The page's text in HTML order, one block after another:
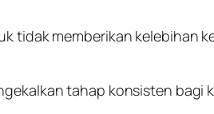
tidak memberikan kelebihan
tahap konsisten bagi